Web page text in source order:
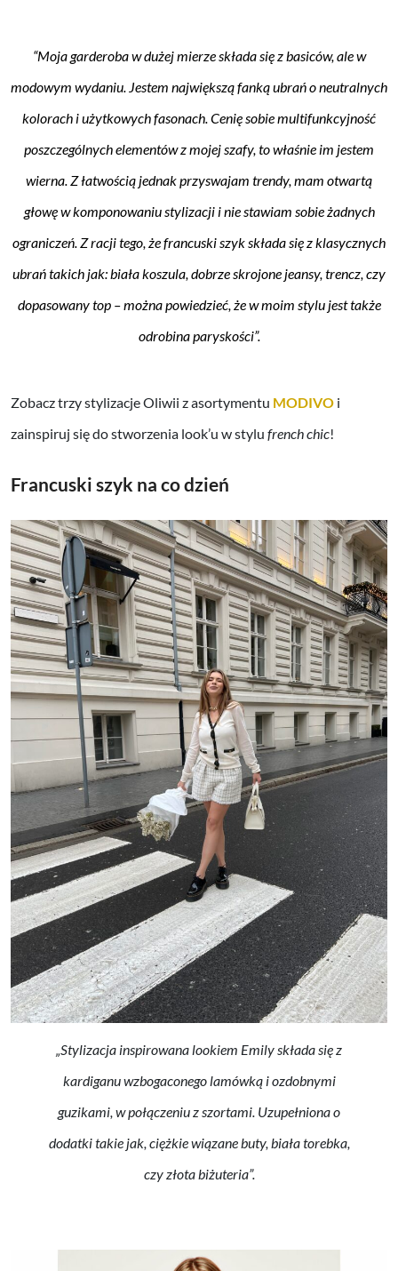
“Moja garderoba w dużej mierze składa się z basiców, ale w
modowym wydaniu. Jestem największą fanką ubrań o neutralnych
kolorach i użytkowych fasonach. Cenię sobie multifunkcyjność
poszczególnych elementów z mojej szafy, to właśnie im jestem
wierna. Z łatwością jednak przyswajam trendy, mam otwartą
głowę w komponowaniu stylizacji i nie stawiam sobie żadnych
ograniczeń. Z racji tego, że francuski szyk składa się z klasycznych
ubrań takich jak: biała koszula, dobrze skrojone jeansy, trencz, czy
dopasowany top – można powiedzieć, że w moim stylu jest także
odrobina paryskości”.
Zobacz trzy stylizacje Oliwii z asortymentu MODIVO i
zainspiruj się do stworzenia look’u w stylu french chic!
Francuski szyk na co dzień
„Stylizacja inspirowana lookiem Emily składa się z
kardiganu wzbogaconego lamówką i ozdobnymi
guzikami, w połączeniu z szortami. Uzupełniona o
dodatki takie jak, ciężkie wiązane buty, biała torebka,
czy złota biżuteria”.